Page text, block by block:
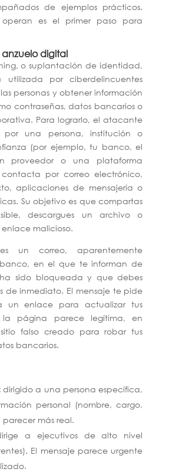
de ejemplos prácticos.
es el primer paso para
anzuelo digital
o suplantación de identidad,
por ciberdelincuentes
personas y obtener información
contraseñas, datos bancarios o
Para lograrlo, el atacante
una persona, institución o
(por ejemplo, tu banco, el
proveedor o una plataforma
por correo electrónico,
aplicaciones de mensajería o
Su objetivo es que compartas
descargues un archivo o
malicioso.
un correo, aparentemente
en el que te informan de
sido bloqueada y que debes
de inmediato. El mensaje te pide
un enlace para actualizar tus
la página parece legítima, en
falso creado para robar tus
bancarios.
dirigido a una persona específica,
personal (nombre, cargo,
más real.
a ejecutivos de alto nivel
El mensaje parece urgente